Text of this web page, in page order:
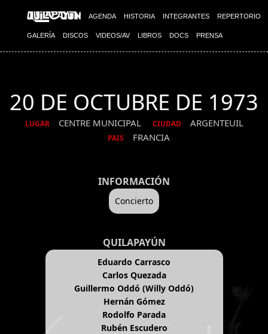
AGENDA HISTORIA INTEGRANTES REPERTORIO
GALERÍA DISCOS VIDEOS/AV LIBROS DOCS PRENSA
20 DE OCTUBRE DE 1973
LUGAR CENTRE MUNICIPAL CIUDAD ARGENTEUIL
PAIS FRANCIA
INFORMACIÓN
Concierto
QUILAPAYÚN
Eduardo Carrasco
Carlos Quezada
Guillermo Oddó (Willy Oddó)
Hernán Gómez
Rodolfo Parada
Rubén Escudero